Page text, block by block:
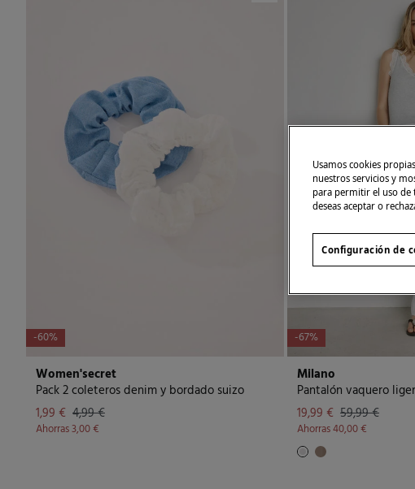
-60%
Women'secret
Pack 2 coleteros denim y bordado suizo
1,99 € 4,99 €
Ahorras3,00 €
-67%
Milano
Pantalón vaquero
19,99 € 59,99 €
Ahorras40,00 €
Usamos cookies
nuestros servicios y
para permitir el uso de
deseas aceptar o
Configuración de